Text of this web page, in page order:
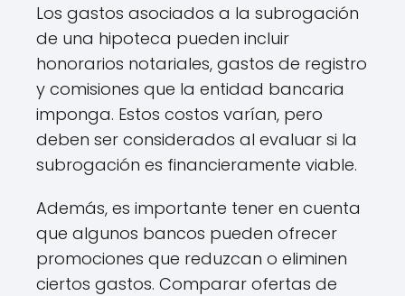
Los gastos asociados a la subrogación
de una hipoteca pueden incluir
honorarios notariales, gastos de registro
y comisiones que la entidad bancaria
imponga. Estos costos varían, pero
deben ser considerados al evaluar si la
subrogación es financieramente viable.
Además, es importante tener en cuenta
que algunos bancos pueden ofrecer
promociones que reduzcan o eliminen
ciertos gastos. Comparar ofertas de